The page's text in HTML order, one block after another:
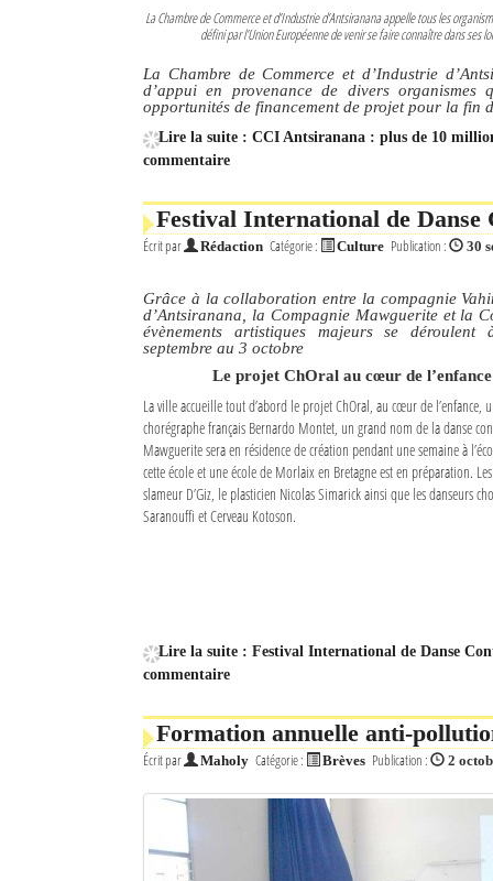
Sites touristiques
Diego Suarez Pratique
La Tribune de Diego en PDF
Identifiant oublié ?
Mot de passe oublié ?
La Chambre de Commerce et d’Industrie d’Antsiranana appelle tous les
défini par l’Union Européenne de venir se faire connaître dans ses
La Chambre de Commerce et d’Industrie
d’appui en provenance de divers
opportunités de financement de projet pour la fin
Lire la suite : CCI Antsiranana : plus de 10
commentaire
Festival International de
Écrit par Rédaction Catégorie : Culture Publication : 30
Grâce à la collaboration entre la compagnie
d’Antsiranana, la Compagnie Mawguerite et la
évènements artistiques majeurs se
septembre au 3 octobre
Le projet ChOral au cœur de
La ville accueille tout d’abord le projet ChOral, au cœur de l’enfance,
chorégraphe français Bernardo Montet, un grand nom de la danse
Mawguerite sera en résidence de création pendant une semaine à
cette école et une école de Morlaix en Bretagne est en préparation.
slameur D’Giz, le plasticien Nicolas Simarick ainsi que les danseurs
Saranouffi et Cerveau Kotoson.
Lire la suite : Festival International de Danse
commentaire
Formation annuelle anti-
Écrit par Maholy Catégorie : Brèves Publication : 2